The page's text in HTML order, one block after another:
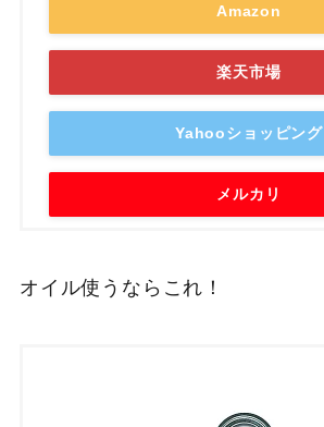
Amazon
楽天市場
Yahooショッピング
メルカリ
オイル使うならこれ！